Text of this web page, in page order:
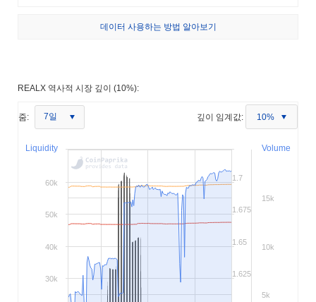
데이터 사용하는 방법 알아보기
REALX 역사적 시장 깊이 (10%):
줌: 7일 깊이 임계값: 10%
Volume
Liquidity
1.625
1.65
1.675
1.7
5k
10k
15k
30k
40k
50k
60k